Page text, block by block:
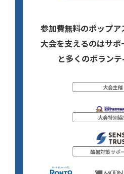
参加費無料のポップア
大会を支えるのはサ
と多くのボランテ
大会主催
大会特別
酷暑対策サポ